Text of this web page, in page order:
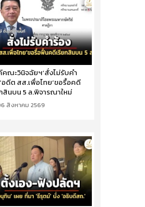
คณะวินิจฉัยฯ’สั่งไม่รับคำ
อดีต สส.เพื่อไทย’ขอรื้อคดี
สินบน 5 ล.พิจารณาใหม่
สิงหาคม 2569